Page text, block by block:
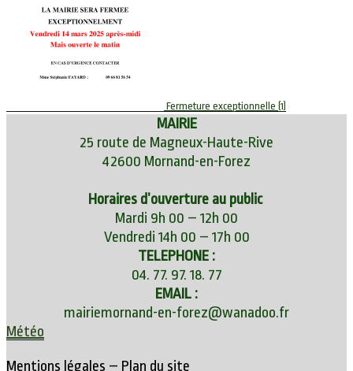
Fermeture exceptionnelle (1)
MAIRIE
25 route de Magneux-Haute-Rive
42600 Mornand-en-Forez
Horaires d’ouverture au public
Mardi 9h 00 – 12h 00
Vendredi 14h 00 – 17h 00
TELEPHONE :
04. 77. 97. 18. 77
EMAIL :
mairiemornand-en-forez@wanadoo.fr
Météo
Mentions légales – Plan du site